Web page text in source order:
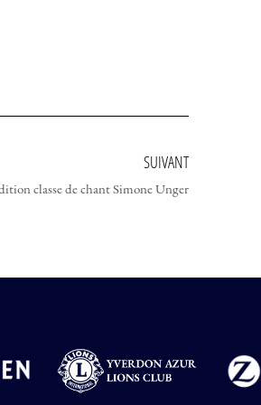
SUIVANT
classe de chant Simone Unger